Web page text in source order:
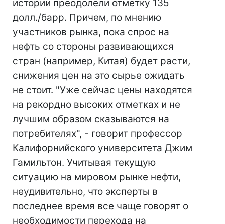
истории преодолели отметку 135
долл./барр. Причем, по мнению
участников рынка, пока спрос на
нефть со стороны развивающихся
стран (например, Китая) будет расти,
снижения цен на это сырье ожидать
не стоит. "Уже сейчас цены находятся
на рекордно высоких отметках и не
лучшим образом сказываются на
потребителях", - говорит профессор
Калифорнийского университета Джим
Гамильтон. Учитывая текущую
ситуацию на мировом рынке нефти,
неудивительно, что эксперты в
последнее время все чаще говорят о
необходимости перехода на